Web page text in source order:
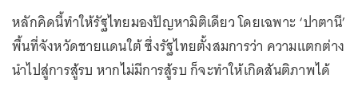
หลักคิดนี้ทำให้รัฐไทยมองปัญหามิติเดียว โดยเฉพาะ ‘ปาตานี’
พื้นที่จังหวัดชายแดนใต้ ซึ่งรัฐไทยตั้งสมการว่า ความแตกต่าง
นำไปสู่การสู้รบ หากไม่มีการสู้รบ ก็จะทำให้เกิดสันติภาพได้